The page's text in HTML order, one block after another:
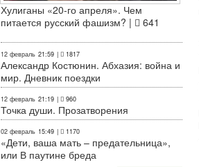
Хулиганы «20-го апреля». Чем
питается русский фашизм? |
641
12 февраль 21:59 | 1817
Александр Костюнин. Абхазия: война и
мир. Дневник поездки
12 февраль 21:19 | 960
Точка души. Прозатворения
02 февраль 15:49 | 1170
«Дети, ваша мать – предательница»,
или В паутине бреда